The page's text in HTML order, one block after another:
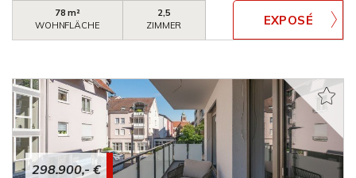
78 m²
WOHNFLÄCHE
2,5
ZIMMER
298.900,- €